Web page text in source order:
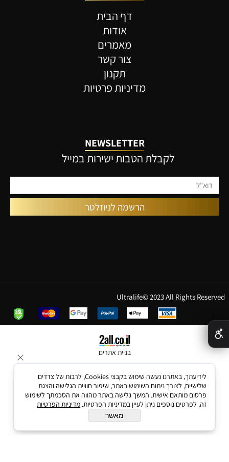
דף הבית
אודות
מאמרים
צור קשר
תקנון
מדיניות פרטיות
NEWSLETTER
לקבלת הטבות ישירות במייל
Ultralife© 2023 All Rights Reserved
בניית אתרים
לידיעתך, באתרנו נעשה שימוש בקבצי Cookies, לרבות של צדדים
שלישיים, לצורך ניתוח השימוש באתר, שיפור חוויית הגלישה והצגת
פרסום מותאם אישית. המשך גלישה באתר מהווה את הסכמתך לשימוש
זה. לפרטים נוספים ניתן לעיין במדיניות הפרטיות. מדיניות הפרטיות
מאשר